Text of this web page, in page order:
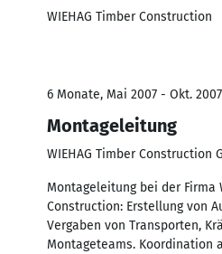
WIEHAG Timber Construction
6 Monate, Mai 2007 - Okt. 2007
Montageleitung
WIEHAG Timber Construction
Montageleitung bei der Firma
Construction: Erstellung von
Vergaben von Transporten,
Montageteams. Koordination